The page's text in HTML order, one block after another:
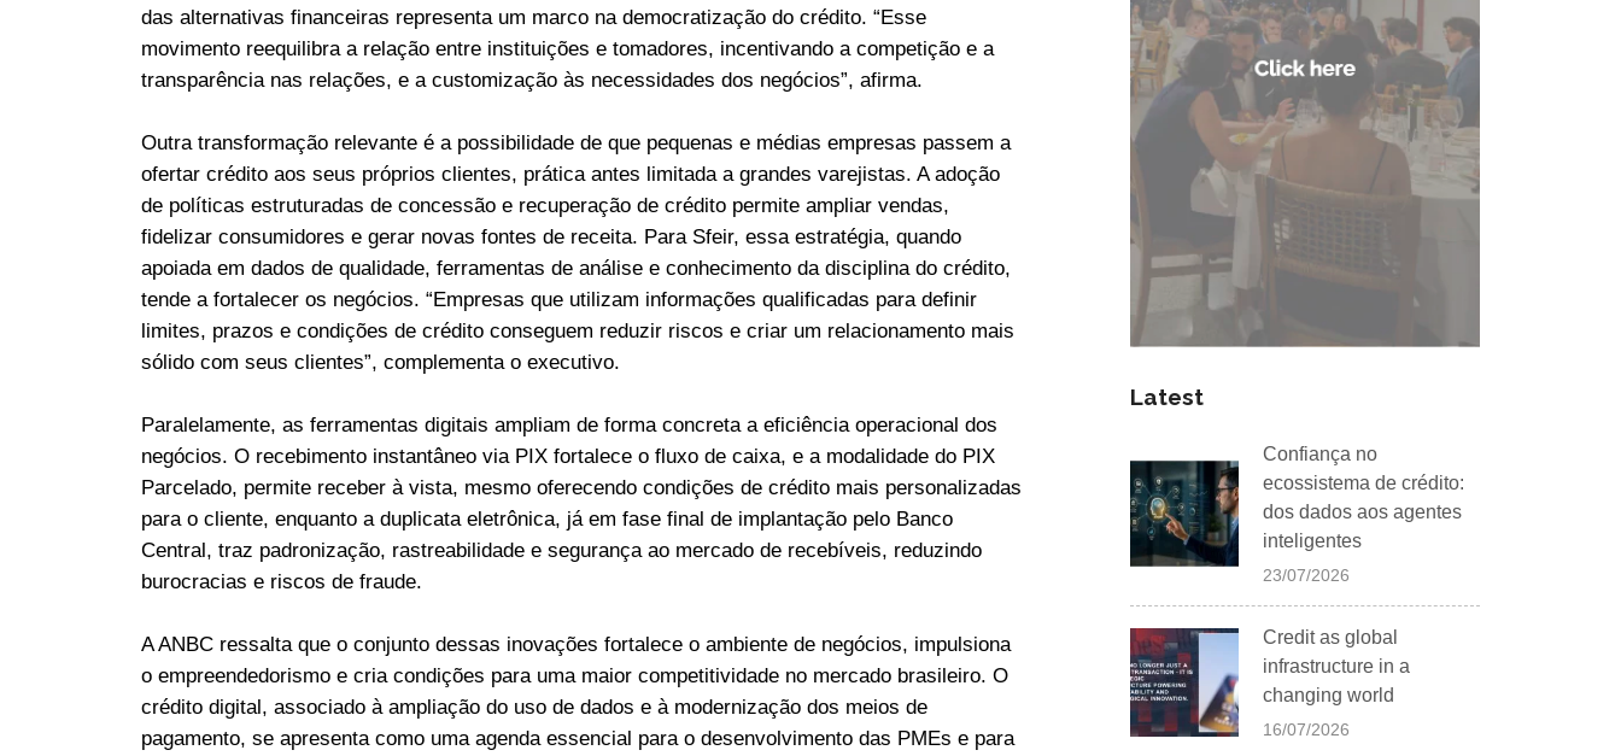
das alternativas financeiras representa um marco na democratização do crédito. “Esse
movimento reequilibra a relação entre instituições e tomadores, incentivando a competição e a
transparência nas relações, e a customização às necessidades dos negócios”, afirma.
Outra transformação relevante é a possibilidade de que pequenas e médias empresas passem a
ofertar crédito aos seus próprios clientes, prática antes limitada a grandes varejistas. A adoção
de políticas estruturadas de concessão e recuperação de crédito permite ampliar vendas,
fidelizar consumidores e gerar novas fontes de receita. Para Sfeir, essa estratégia, quando
apoiada em dados de qualidade, ferramentas de análise e conhecimento da disciplina do crédito,
tende a fortalecer os negócios. “Empresas que utilizam informações qualificadas para definir
limites, prazos e condições de crédito conseguem reduzir riscos e criar um relacionamento mais
sólido com seus clientes”, complementa o executivo.
Paralelamente, as ferramentas digitais ampliam de forma concreta a eficiência operacional dos
negócios. O recebimento instantâneo via PIX fortalece o fluxo de caixa, e a modalidade do PIX
Parcelado, permite receber à vista, mesmo oferecendo condições de crédito mais personalizadas
para o cliente, enquanto a duplicata eletrônica, já em fase final de implantação pelo Banco
Central, traz padronização, rastreabilidade e segurança ao mercado de recebíveis, reduzindo
burocracias e riscos de fraude.
A ANBC ressalta que o conjunto dessas inovações fortalece o ambiente de negócios, impulsiona
o empreendedorismo e cria condições para uma maior competitividade no mercado brasileiro. O
crédito digital, associado à ampliação do uso de dados e à modernização dos meios de
pagamento, se apresenta como uma agenda essencial para o desenvolvimento das PMEs e para
Latest
Confiança no
ecossistema de crédito:
dos dados aos agentes
inteligentes
23/07/2026
Credit as global
infrastructure in a
changing world
16/07/2026